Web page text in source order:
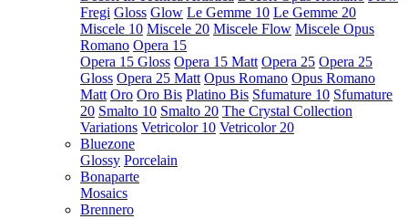
Fregi Gloss Glow Le Gemme 10 Le Gemme 20
Miscele 10 Miscele 20 Miscele Flow Miscele Opus
Romano Opera 15
Opera 15 Gloss Opera 15 Matt Opera 25 Opera 25
Gloss Opera 25 Matt Opus Romano Opus Romano
Matt Oro Oro Bis Platino Bis Sfumature 10 Sfumature
20 Smalto 10 Smalto 20 The Crystal Collection
Variations Vetricolor 10 Vetricolor 20
Bluezone
Glossy Porcelain
Bonaparte
Mosaics
Brennero